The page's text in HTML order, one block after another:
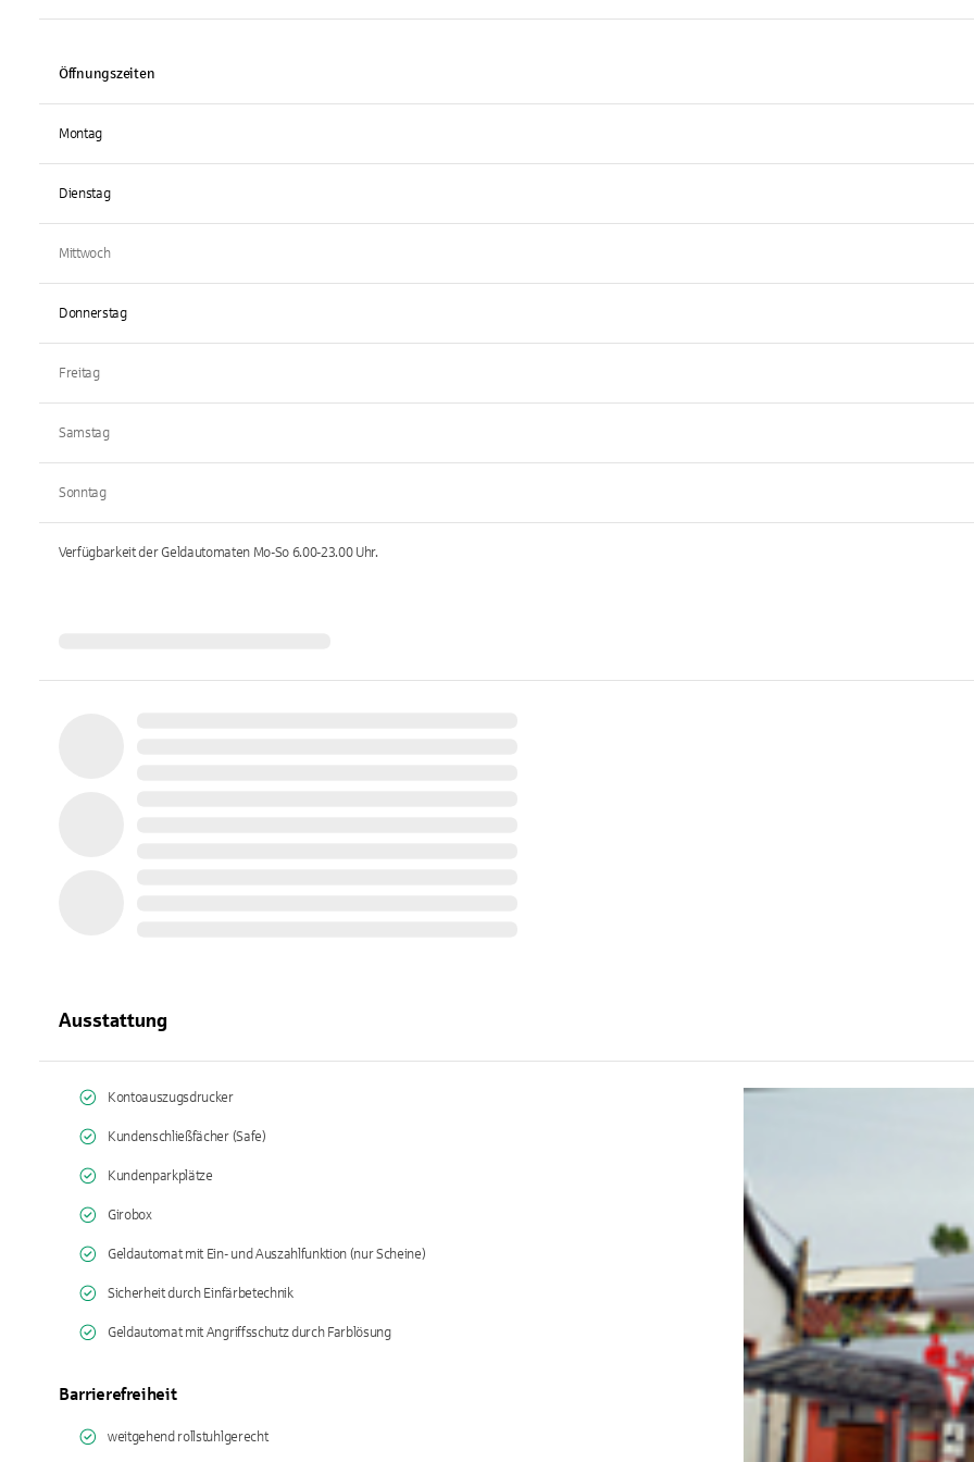
Öffnungszeiten
Montag
Dienstag
Mittwoch
Donnerstag
Freitag
Samstag
Sonntag
Verfügbarkeit der Geldautomaten Mo-So 6.00-23.00Uhr.
Ausstattung
Kontoauszugsdrucker
Kundenschließfächer (Safe)
Kundenparkplätze
Girobox
Geldautomat mit Ein- und Auszahlfunktion (nur Scheine)
Sicherheit durch Einfärbetechnik
Geldautomat mit Angriffsschutz durch Farblösung
Barrierefreiheit
weitgehend rollstuhlgerecht